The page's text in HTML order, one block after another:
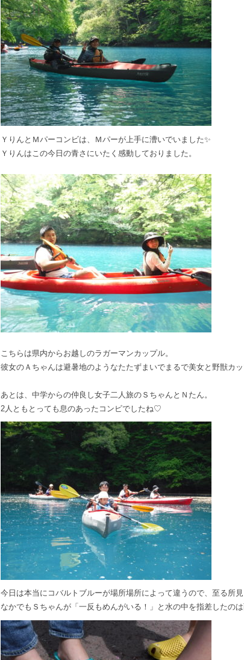
ＹりんとＭパーコンビは、Ｍパーが上手に漕いでいました✨
Ｙりんはこの今日の青さにいたく感動しておりました。
こちらは県内からお越しのラガーマンカップル。
彼女のＡちゃんは避暑地のようなたたずまいでまるで美女と野獣カ
あとは、中学からの仲良し女子二人旅のＳちゃんとＮたん。
2人ともとっても息のあったコンビでしたね♡
今日は本当にコバルトブルーが場所場所によって違うので、至る所見
なかでもＳちゃんが「一反もめんがいる！」と水の中を指差したのは